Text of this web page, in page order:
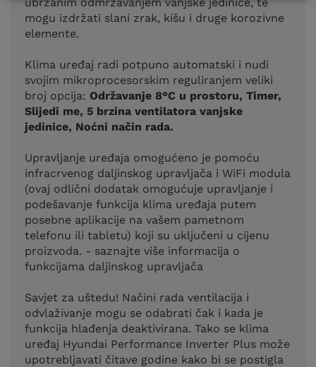
mogu izdržati slani zrak, kišu i druge korozivne
elemente.
Klima uređaj radi potpuno automatski i nudi
svojim mikroprocesorskim reguliranjem veliki
broj opcija: Održavanje 8°C u prostoru, Timer,
Slijedi me, 5 brzina ventilatora vanjske
jedinice, Noćni način rada.
Upravljanje uređaja omogućeno je pomoću
infracrvenog daljinskog upravljača i WiFi modula
(ovaj odlični dodatak omogućuje upravljanje i
podešavanje funkcija klima uređaja putem
posebne aplikacije na vašem pametnom
telefonu ili tabletu) koji su uključeni u cijenu
proizvoda. - saznajte više informacija o
funkcijama daljinskog upravljača
Savjet za uštedu! Načini rada ventilacija i
odvlaživanje mogu se odabrati čak i kada je
funkcija hlađenja deaktivirana. Tako se klima
uređaj Hyundai Performance Inverter Plus može
upotrebljavati čitave godine kako bi se postigla